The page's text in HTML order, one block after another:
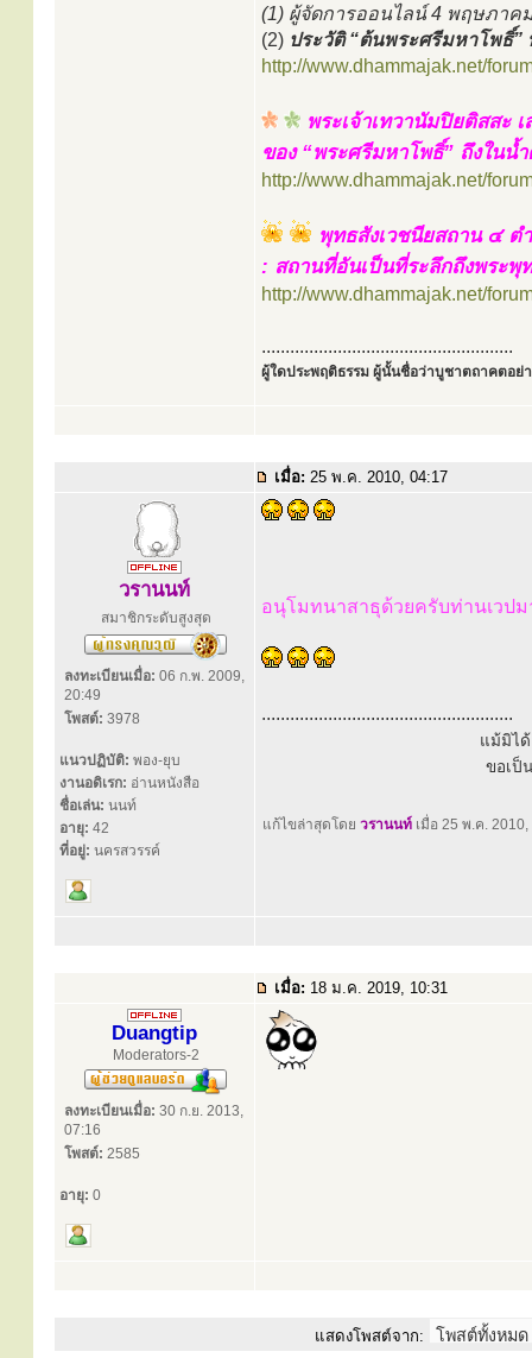
(1) ผู้จัดการออนไลน์ 4 พฤษภาค
(2) ประวัติ “ต้นพระศรีมหาโพธิ์
http://www.dhammajak.net/
พระเจ้าเทวานัมปิยติสสะ
ของ “พระศรีมหาโพธิ์” ถึงในน้ำ
http://www.dhammajak.net/
พุทธสังเวชนียสถาน ๔ ต
: สถานที่อันเป็นที่ระลึกถึงพระพุ
http://www.dhammajak.net/
.....................................................
ผู้ใดประพฤติธรรม ผู้นั้นชื่อว่าบูชาตถาคตอย่า
เมื่อ: 25 พ.ค. 2010, 04:17
วรานนท์
สมาชิกระดับสูงสุด
ลงทะเบียนเมื่อ: 06 ก.พ. 2009,
20:49
โพสต์: 3978
แนวปฏิบัติ: พอง-ยุบ
งานอดิเรก: อ่านหนังสือ
ชื่อเล่น: นนท์
อายุ: 42
ที่อยู่: นครสวรรค์
อนุโมทนาสาธุด้วยครับท่านเวปม
.....................................................
แม้มิได้
ขอเป็
แก้ไขล่าสุดโดย วรานนท์ เมื่อ 25 พ.ค.
เมื่อ: 18 ม.ค. 2019, 10:31
Duangtip
Moderators-2
ลงทะเบียนเมื่อ: 30 ก.ย. 2013,
07:16
โพสต์: 2585
อายุ: 0
แสดงโพสต์จาก: